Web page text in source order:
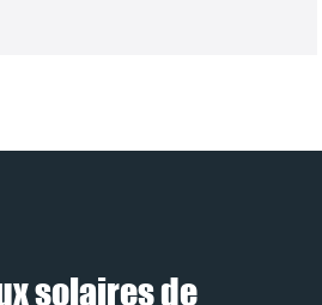
solaires de